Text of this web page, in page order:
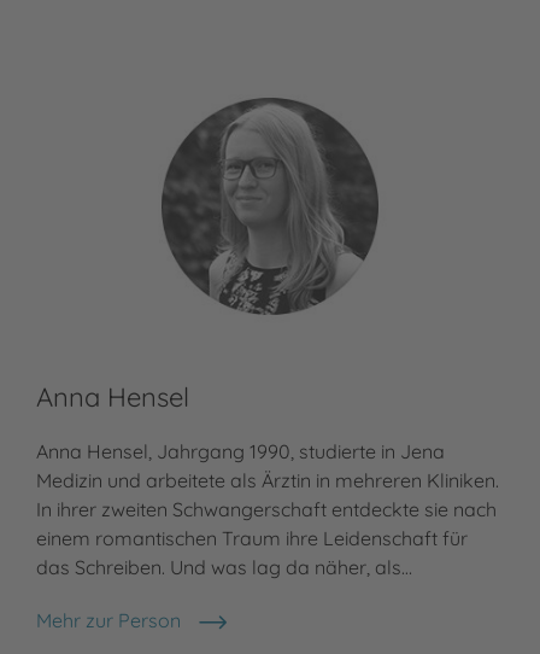
Anna Hensel
Anna Hensel, Jahrgang 1990, studierte in Jena
Medizin und arbeitete als Ärztin in mehreren Kliniken.
In ihrer zweiten Schwangerschaft entdeckte sie nach
einem romantischen Traum ihre Leidenschaft für
das Schreiben. Und was lag da näher, als…
Mehr zur Person
Anna Hensel